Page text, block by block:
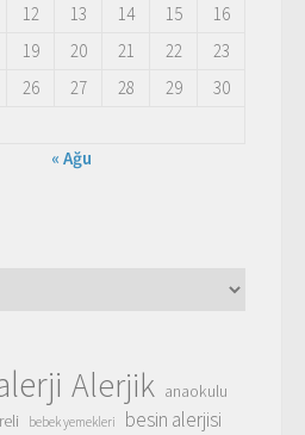
12 13 14 15
16
19 20 21 22
23
26 27 28 29
30
« Ağu
Alerjik anaokulu
bebek yemekleri besin alerjisi